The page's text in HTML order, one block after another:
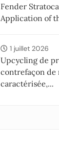
Fender
Application of
1 juillet 2026
Upcycling de
contrefaçon de
caractérisée,...